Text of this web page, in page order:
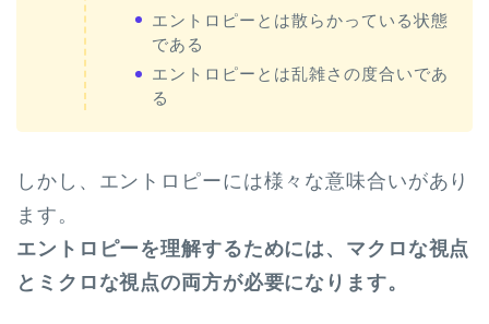
エントロピーとは散らかっている状態
である
エントロピーとは乱雑さの度合いであ
る
しかし、エントロピーには様々な意味合いがあり
ます。
エントロピーを理解するためには、マクロな視点
とミクロな視点の両方が必要になります。